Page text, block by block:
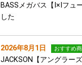
BASSメガバス【I×Iフュ
した
2026年8月1日 おすすめ
JACKSON【アングラー